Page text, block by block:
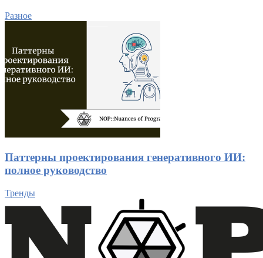
Разное
Паттерны проектирования генеративного ИИ:
полное руководство
Тренды